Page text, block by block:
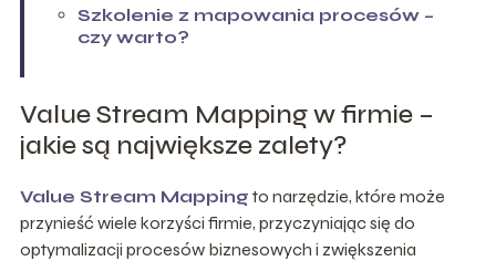
Szkolenie z mapowania procesów –
czy warto?
Value Stream Mapping w firmie –
jakie są największe zalety?
Value Stream Mapping to narzędzie, które może
przynieść wiele korzyści firmie, przyczyniając się do
optymalizacji procesów biznesowych i zwiększenia